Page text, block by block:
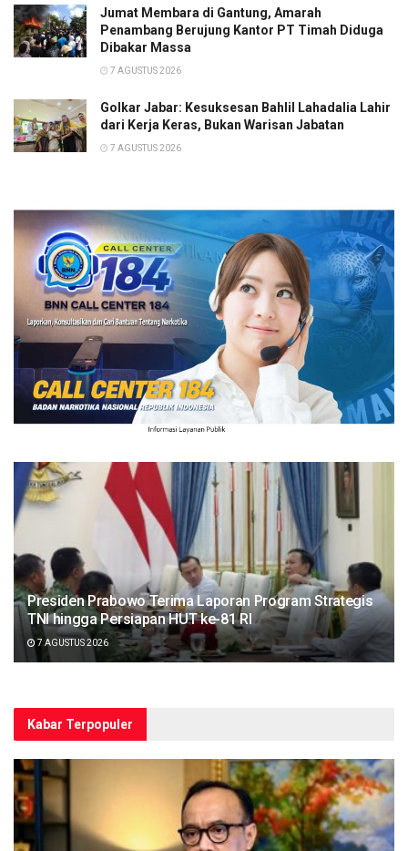
Jumat Membara di Gantung, Amarah
Penambang Berujung Kantor PT Timah Diduga
Dibakar Massa
7 AGUSTUS 2026
Golkar Jabar: Kesuksesan Bahlil Lahadalia Lahir
dari Kerja Keras, Bukan Warisan Jabatan
7 AGUSTUS 2026
Presiden Prabowo Terima Laporan Program Strategis
TNI hingga Persiapan HUT ke-81 RI
7 AGUSTUS 2026
Kabar Terpopuler